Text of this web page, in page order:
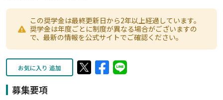
この奨学金は最終更新日から2年以上経過しています。
奨学金は年度ごとに制度が異なる場合がございますの
で、最新の情報を公式サイトでご確認ください。
お気に入り 追加
募集要項